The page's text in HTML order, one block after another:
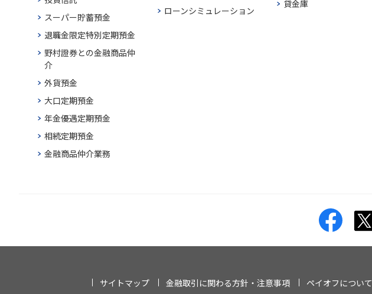
スーパー貯蓄預金
退職金限定特別定期預金
野村證券との金融商品仲
介
外貨預金
大口定期預金
年金優遇定期預金
相続定期預金
金融商品仲介業務
ローンシミュレーション
貸金庫
サイトマップ 金融取引に関わる方針・注意事項 ペイオフについて